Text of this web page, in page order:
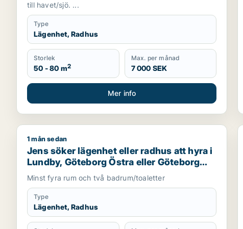
till havet/sjö. ...
Type
Lägenhet, Radhus
Storlek
50 - 80 m2
Max. per månad
7 000 SEK
Mer info
Jens söker lägenhet eller radhus att hyra i Lundby,
1 mån sedan
Jens söker lägenhet eller radhus att hyra i
Lundby, Göteborg Östra eller Göteborg
Västra m.fl.
Minst fyra rum och två badrum/toaletter
Type
Lägenhet, Radhus